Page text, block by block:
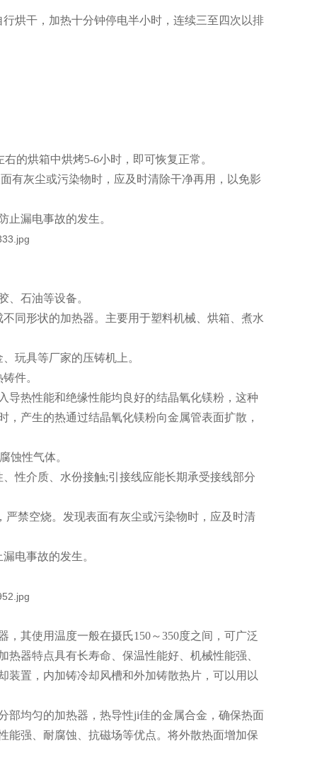
烘干，加热十分钟停电半小时，连续三至四次以排
的烘箱中烘烤5-6小时，即可恢复正常。
有灰尘或污染物时，应及时清除干净再用，以免影
止漏电事故的发生。
、石油等设备。
同形状的加热器。主要用于塑料机械、烘箱、煮水
玩具等厂家的压铸机上。
件。
导热性能和绝缘性能均良好的结晶氧化镁粉，这种
产生的热通过结晶氧化镁粉向金属管表面扩散，
蚀性气体。
性介质、水份接触;引接线应能长期承受接线部分
禁空烧。发现表面有灰尘或污染物时，应及时清
电事故的发生。
其使用温度一般在摄氏150～350度之间，可广泛
器特点具有长寿命、保温性能好、机械性能强、
装置，内加铸冷却风槽和外加铸散热片，可以用以
部均匀的加热器，热导性ji佳的金属合金，确保热面
能强、耐腐蚀、抗磁场等优点。将外散热面增加保